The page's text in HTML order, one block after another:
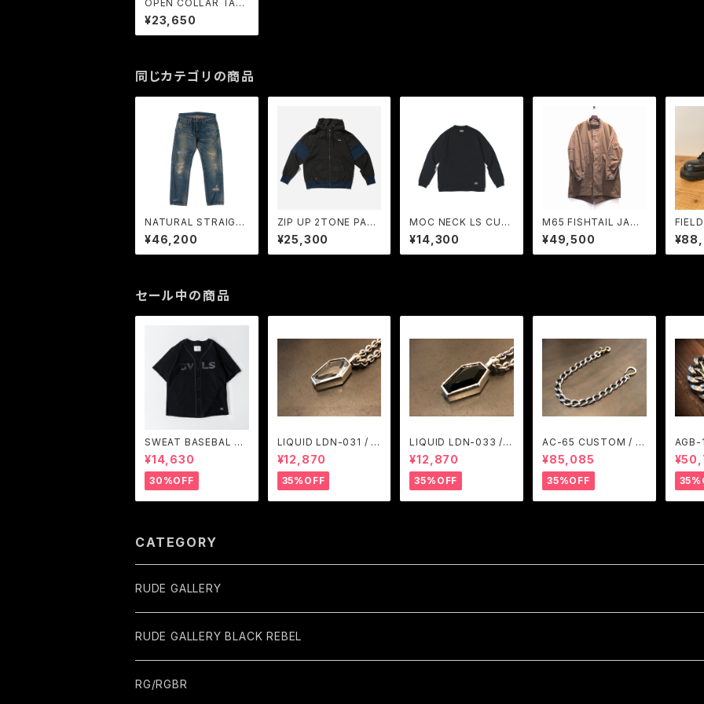
OPEN COLLAR TAC
C SS SHIRTS (YELL
OW BEIGE) / LOST
CONTROL
¥23,650
同じカテゴリの商品
NATURAL STRAIGH
T 5P DP -DESTROY
- / LOST CONTROL
¥46,200
ZIP UP 2TONE PARK
A (CHARCOAL BLAC
K) / LOST CONTRO
L
¥25,300
MOC NECK LS CUT
SEWN (BLACK) / LO
ST CONTROL
¥14,300
M65 FISHTAIL JACK
ET (COYOTE BROW
N) / LOST CONTRO
L
¥49,500
TROL
セール中の商品
SWEAT BASEBAL S
HIRTS (BLACK) / GA
VIAL
¥14,630
30%OFF
LIQUID LDN-031 / A
RGENT GLEAM
¥12,870
35%OFF
LIQUID LDN-033 / A
RGENT GLEAM
¥12,870
35%OFF
AC-65 CUSTOM / A
RGENT GLEAM
¥85,085
35%OFF
AGB-
CATEGORY
RUDE GALLERY
RUDE GALLERY BLACK REBEL
RG/RGBR